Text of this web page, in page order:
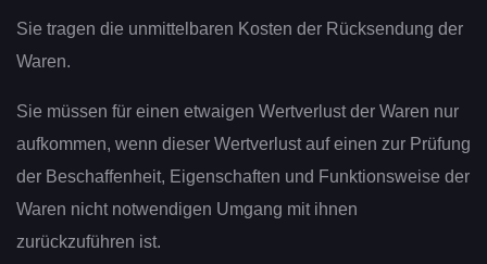
Sie tragen die unmittelbaren Kosten der Rücksendung der
Waren.
Sie müssen für einen etwaigen Wertverlust der Waren nur
aufkommen, wenn dieser Wertverlust auf einen zur Prüfung
der Beschaffenheit, Eigenschaften und Funktionsweise der
Waren nicht notwendigen Umgang mit ihnen
zurückzuführen ist.